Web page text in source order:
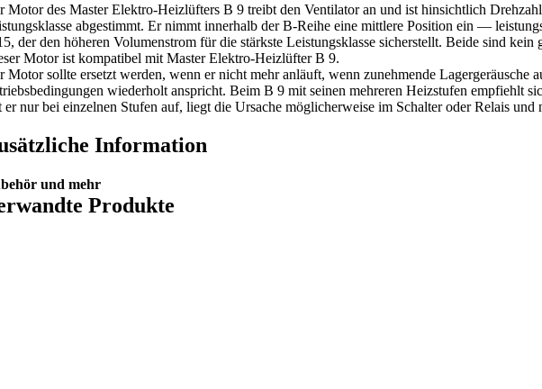
Motor des Master Elektro-Heizlüfters B 9 treibt den Ventilator an und ist hinsichtlich
abgestimmt. Er nimmt innerhalb der B-Reihe eine mittlere Position ein —
der den höheren Volumenstrom für die stärkste Leistungsklasse sicherstellt. Beide sind
Motor ist kompatibel mit Master Elektro-Heizlüfter B 9.
Motor sollte ersetzt werden, wenn er nicht mehr anläuft, wenn zunehmende
wiederholt anspricht. Beim B 9 mit seinen mehreren Heizstufen
er nur bei einzelnen Stufen auf, liegt die Ursache möglicherweise im Schalter oder Relais und
Information
und mehr
Produkte